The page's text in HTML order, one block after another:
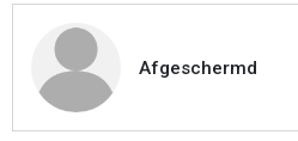
Afgeschermd